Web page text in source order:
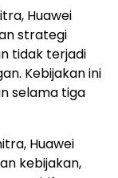
Huawei
strategi
tidak terjadi
Kebijakan ini
selama tiga
Huawei
kebijakan,